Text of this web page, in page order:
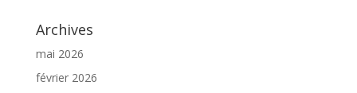
Archives
mai 2026
février 2026